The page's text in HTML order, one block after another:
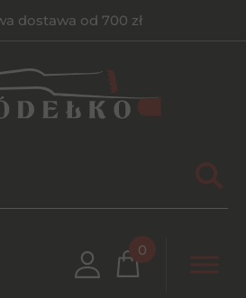
dostawa od 700 zł
0